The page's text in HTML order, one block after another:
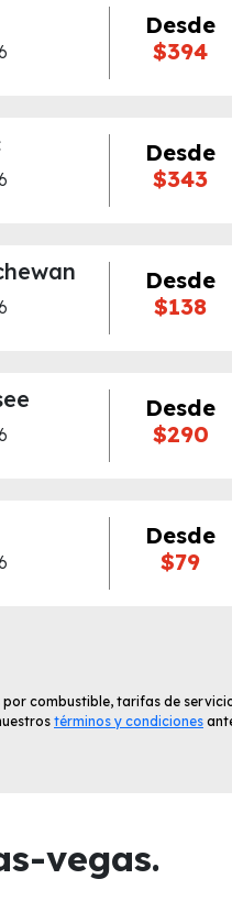
Desde
$394
Desde
$343
Desde
$138
Desde
$290
Desde
$79
combustible, tarifas de
términos y condiciones
vegas.